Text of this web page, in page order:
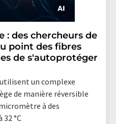
: des chercheurs de
point des fibres
de s'autoprotéger
un complexe
de manière réversible
à des
°C